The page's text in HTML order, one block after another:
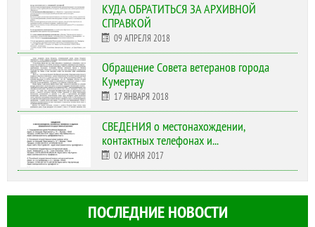
КУДА ОБРАТИТЬСЯ ЗА АРХИВНОЙ
СПРАВКОЙ
09 АПРЕЛЯ 2018
Обращение Совета ветеранов города
Кумертау
17 ЯНВАРЯ 2018
СВЕДЕНИЯ о местонахождении,
контактных телефонах и...
02 ИЮНЯ 2017
ПОСЛЕДНИЕ НОВОСТИ